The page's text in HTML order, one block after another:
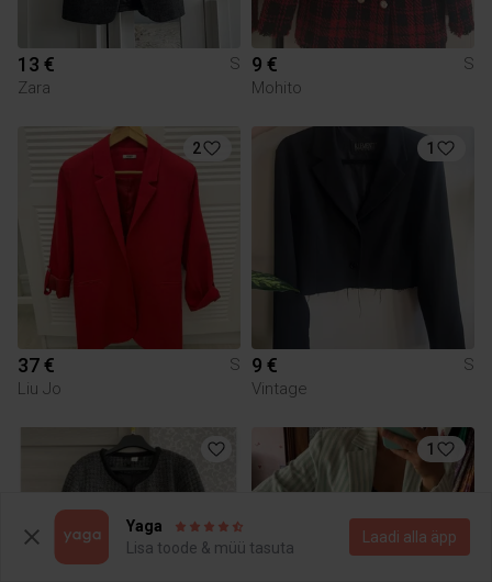
13 €
S
Zara
9 €
S
Mohito
2
37 €
S
Liu Jo
1
9 €
S
Vintage
1
Yaga
Lisa toode & müü tasuta
Laadi alla äpp